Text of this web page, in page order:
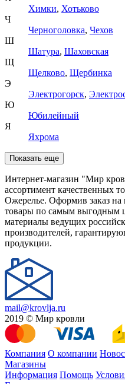
Химки, Хотьково
Ч
Черноголовка, Чехов
Ш
Шатура, Шаховская
Щ
Щелково, Щербинка
Э
Электрогорск,
Ю
Юбилейный
Я
Яхрома
Показать еще
Интернет-магазин "Мир
ассортимент качественных
Ожерелье. Оформив заказ на
товары по самым выгодным
материалы ведущих
производителей,
продукции.
mail@krovlja.ru
2019 © Мир кровли
Компания О компании
Магазины
Информация Помощь